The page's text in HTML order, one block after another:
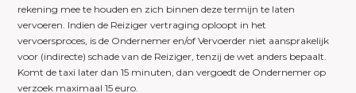
rekening mee te houden en zich binnen deze termijn te laten
vervoeren. Indien de Reiziger vertraging oploopt in het
vervoersproces, is de Ondernemer en/of Vervoerder niet aansprakelijk
voor (indirecte) schade van de Reiziger, tenzij de wet anders bepaalt.
Komt de taxi later dan 15 minuten, dan vergoedt de Ondernemer op
verzoek maximaal 15 euro.